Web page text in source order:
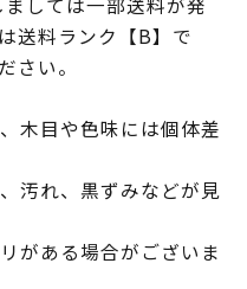
送料ランク【B】で
さい。
木目や色味には個体差
汚れ、黒ずみなどが見
がある場合がございま